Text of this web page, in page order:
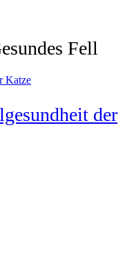
Fell
der